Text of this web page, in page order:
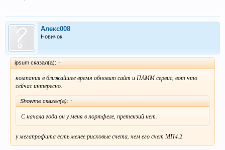
Алекс008
Новичок
ipsum сказал(а): ↑
компания в ближайшее время обновит сайт и ПАММ сервис, вот что
сейчас интересно.
Showme сказал(а): ↑
С начала года он у меня в портфеле, претензий нет.
у мегапрофита есть менее рисковые счета, чем его счет МП4.2